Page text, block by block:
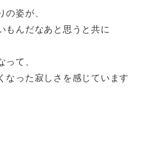
姿が、
もんだなあと思うと共に
て、
なった寂しさを感じています